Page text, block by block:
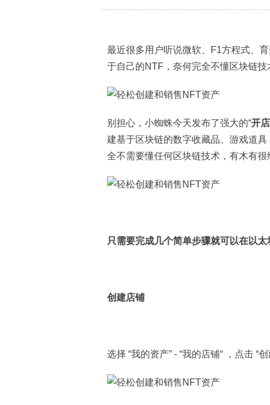
最近很多用户听说微软、F1方程式、
于自己的NTF，奈何完全不懂区块链技
别担心，小蜘蛛今天发布了强大的“开店
建基于区块链的数字收藏品、游戏道
全不需要懂任何区块链技术，有木有很
只需要完成几个简单步骤就可以在以
创建店铺
选择 “我的资产” - “我的店铺“ ，点击 “创